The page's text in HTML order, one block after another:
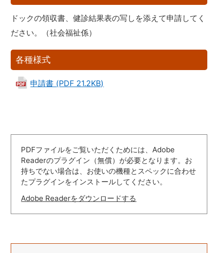
ドックの領収書、健診結果表の写しを添えて申請してく
ださい。（社会福祉係）
各種様式
申請書 (PDF 21.2KB)
PDFファイルをご覧いただくためには、Adobe
Readerのプラグイン（無償）が必要となります。お
持ちでない場合は、お使いの機種とスペックに合わせ
たプラグインをインストールしてください。
Adobe Readerをダウンロードする